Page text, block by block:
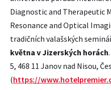
Diagnostic and Therapeutic
Resonance and Optical
tradičních valašských
května v Jizerských horách
5, 468 11 Janov nad Nisou,
(https://